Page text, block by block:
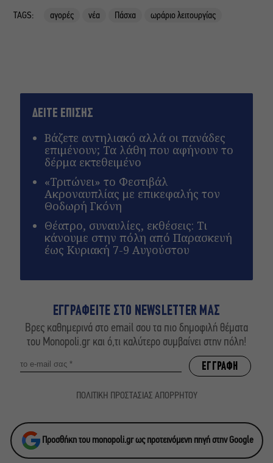
TAGS: αγορές νέα Πάσχα ωράριο λειτουργίας
ΔΕΙΤΕ ΕΠΙΣΗΣ
Βάζετε αντηλιακό αλλά οι πανάδες
επιμένουν; Τα λάθη που αφήνουν το
δέρμα εκτεθειμένο
«Τριτώνει» το Φεστιβάλ
Ακροναυπλίας με επικεφαλής τον
Θοδωρή Γκόνη
Θέατρο, συναυλίες, εκθέσεις: Τι
κάνουμε στην πόλη από Παρασκευή
έως Κυριακή 7-9 Αυγούστου
ΕΓΓΡΑΦΕΙΤΕ ΣΤΟ NEWSLETTER ΜΑΣ
Βρες καθημερινά στο email σου τα πιο δημοφιλή θέματα
του Monopoli.gr και ό,τι καλύτερο συμβαίνει στην πόλη!
ΠΟΛΙΤΙΚΗ ΠΡΟΣΤΑΣΙΑΣ ΑΠΟΡΡΗΤΟΥ
Προσθήκη του monopoli.gr ως προτεινόμενη πηγή στην Google